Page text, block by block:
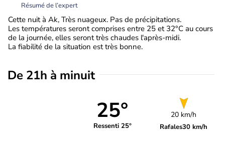
Résumé de l’expert
Cette nuit à Ak, Très nuageux. Pas de précipitations.
Les températures seront comprises entre 25 et 32°C au cours
de la journée, elles seront très chaudes l'après-midi.
La fiabilité de la situation est très bonne.
De 21h à minuit
25°
Ressenti 25°
20 km/h
Rafales30 km/h